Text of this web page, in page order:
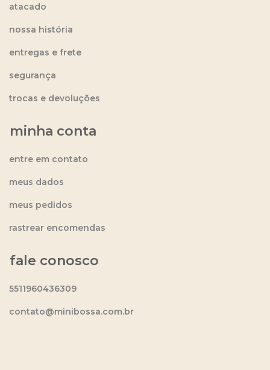
atacado
nossa história
entregas e frete
segurança
trocas e devoluções
minha conta
entre em contato
meus dados
meus pedidos
rastrear encomendas
fale conosco
5511960436309
contato@minibossa.com.br